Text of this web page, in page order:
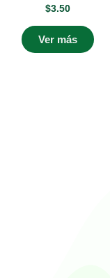
$3.50
Ver más